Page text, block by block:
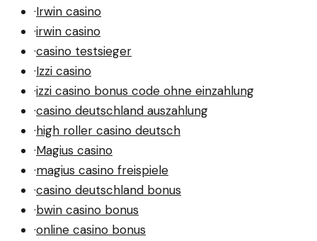
·Irwin casino
·irwin casino
·casino testsieger
·Izzi casino
·izzi casino bonus code ohne einzahlung
·casino deutschland auszahlung
·high roller casino deutsch
·Magius casino
·magius casino freispiele
·casino deutschland bonus
·bwin casino bonus
·online casino bonus